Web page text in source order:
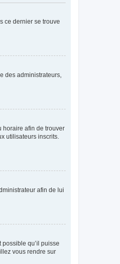
ce dernier se trouve
des administrateurs,
horaire afin de trouver
utilisateurs inscrits.
afin de lui
qu’il puisse
vous rendre sur